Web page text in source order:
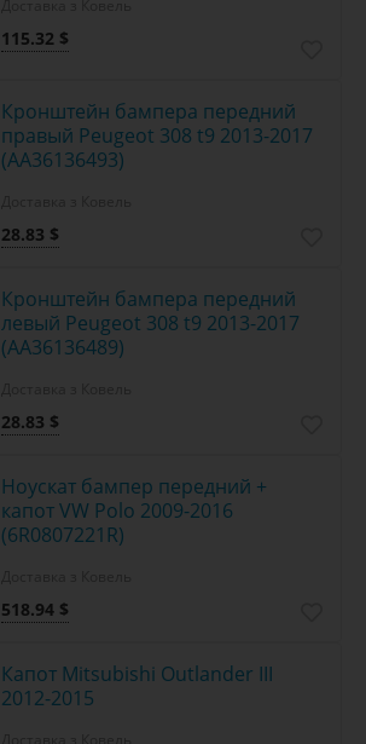
115.32 $
Кронштейн бампера передний
правый Peugeot 308 t9 2013-2017
(AA36136493)
28.83 $
Кронштейн бампера передний
левый Peugeot 308 t9 2013-2017
(AA36136489)
28.83 $
Ноускат бампер передний +
капот VW Polo 2009-2016
(6R0807221R)
518.94 $
Капот Mitsubishi Outlander III
2012-2015